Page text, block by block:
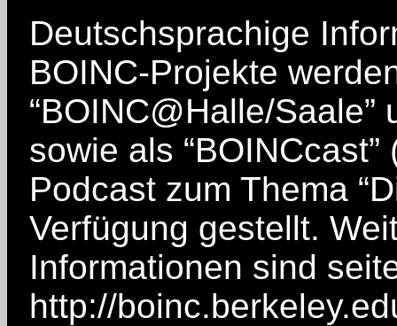
Deutschsprachige
BOINC-Projekte
“BOINC@Halle/Saale”
sowie als
Podcast zum Thema
Verfügung gestellt.
Informationen sind
http://